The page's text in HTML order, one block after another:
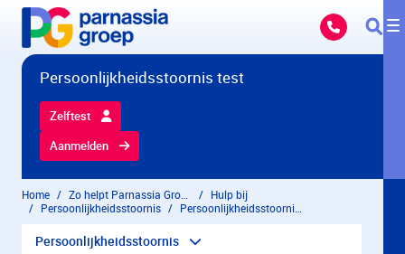
Overslaan en naar hoofdinhoud gaan
Persoonlijkheidsstoornis test
Zelftest
Aanmelden
Home
Hulp bij
Persoonlijkheidsstoornis
Persoonlijkheidsstoornis